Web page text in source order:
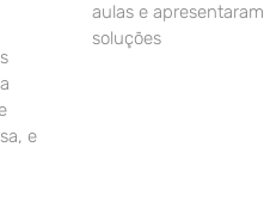
e
aulas e apresentaram
soluções